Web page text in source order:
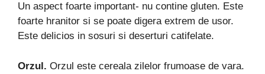
Un aspect foarte important- nu contine gluten. Este
foarte hranitor si se poate digera extrem de usor.
Este delicios in sosuri si deserturi catifelate.
Orzul. Orzul este cereala zilelor frumoase de vara.